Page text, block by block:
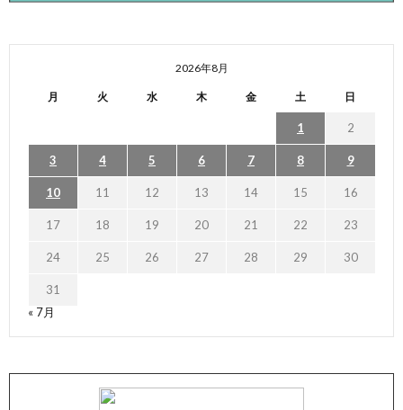
2026年8月
月 火 水 木 金 土 日
1 2
3 4 5 6 7 8 9
10 11 12 13 14 15 16
17 18 19 20 21 22 23
24 25 26 27 28 29 30
31
« 7月